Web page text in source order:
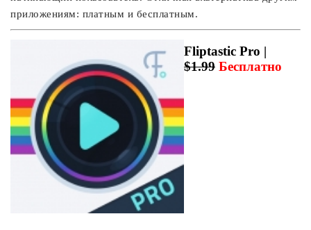
приложениям: платным и бесплатным.
Fliptastic Pro |
$1.99 Бесплатно